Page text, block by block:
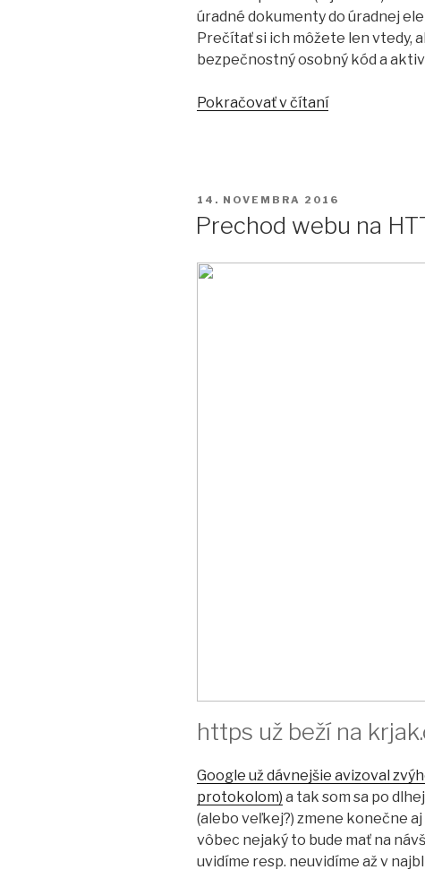
úradné dokumenty do úradnej
Prečítať si ich môžete len vtedy,
bezpečnostný osobný kód a
Pokračovať v čítaní“Dátum
konečný
PUBLIKOVANÉ
14. NOVEMBRA 2016
Prechod webu na
https už beží na
Google už dávnejšie avizoval
protokolom) a tak som sa po
(alebo veľkej?) zmene konečne
vôbec nejaký to bude mať na
uvidíme resp. neuvidíme až v